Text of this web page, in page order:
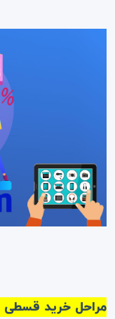
مراحل خرید قسطی